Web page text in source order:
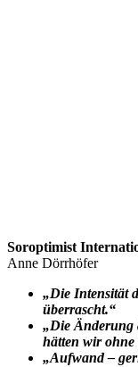
Soroptimist
Anne Dörrhöfer
„Die Intensität
überrascht.“
„Die Änderung
hätten wir
„Aufwand –